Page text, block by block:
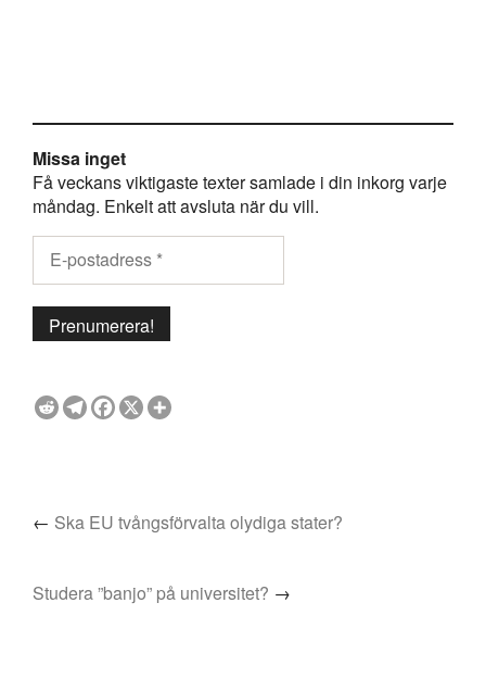
Missa inget
Få veckans viktigaste texter samlade i din inkorg varje
måndag. Enkelt att avsluta när du vill.
← Ska EU tvångsförvalta olydiga stater?
Studera ”banjo” på universitet? →